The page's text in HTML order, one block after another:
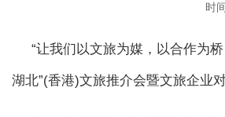
时
“让我们以文旅为媒，以合作为
湖北”(香港)文旅推介会暨文旅企业